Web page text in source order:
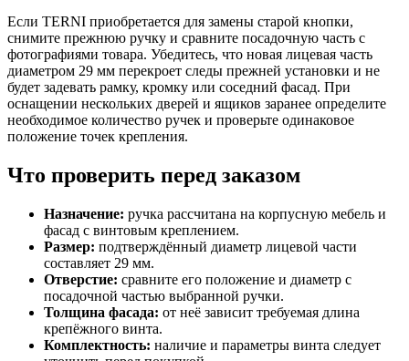
Если TERNI приобретается для замены старой кнопки,
снимите прежнюю ручку и сравните посадочную часть с
фотографиями товара. Убедитесь, что новая лицевая часть
диаметром 29 мм перекроет следы прежней установки и не
будет задевать рамку, кромку или соседний фасад. При
оснащении нескольких дверей и ящиков заранее определите
необходимое количество ручек и проверьте одинаковое
положение точек крепления.
Что проверить перед заказом
Назначение: ручка рассчитана на корпусную мебель и
фасад с винтовым креплением.
Размер: подтверждённый диаметр лицевой части
составляет 29 мм.
Отверстие: сравните его положение и диаметр с
посадочной частью выбранной ручки.
Толщина фасада: от неё зависит требуемая длина
крепёжного винта.
Комплектность: наличие и параметры винта следует